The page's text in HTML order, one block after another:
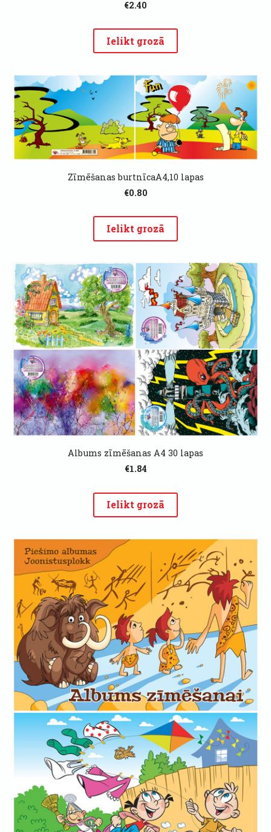
€2.40
Ielikt grozā
Zīmēšanas burtnīcaA4,10 lapas
€0.80
Ielikt grozā
Albums zīmēšanas A4 30 lapas
€1.84
Ielikt grozā